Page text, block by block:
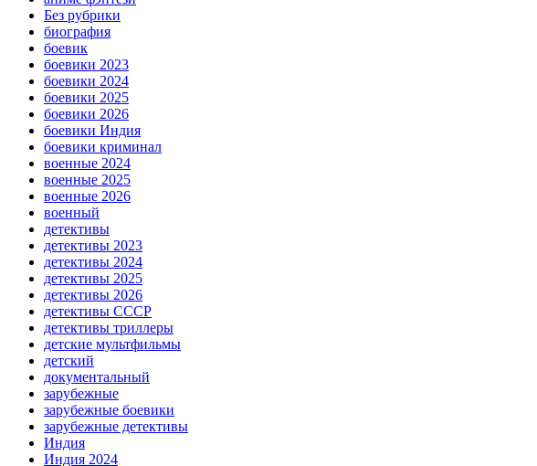
Без рубрики
биография
боевик
боевики 2023
боевики 2024
боевики 2025
боевики 2026
боевики Индия
боевики криминал
военные 2024
военные 2025
военные 2026
военный
детективы
детективы 2023
детективы 2024
детективы 2025
детективы 2026
детективы СССР
детективы триллеры
детские мультфильмы
детский
документальный
зарубежные
зарубежные боевики
зарубежные детективы
Индия
Индия 2024